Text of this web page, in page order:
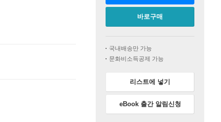
바로구매
국내배송만 가능
문화비소득공제 가능
리스트에 넣기
eBook 출간 알림신청